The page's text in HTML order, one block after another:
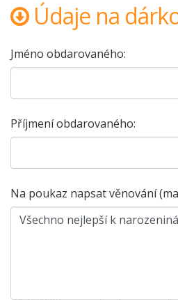
Údaje na
Jméno obdarovaného:
Příjmení obdarovaného:
Na poukaz napsat věnování